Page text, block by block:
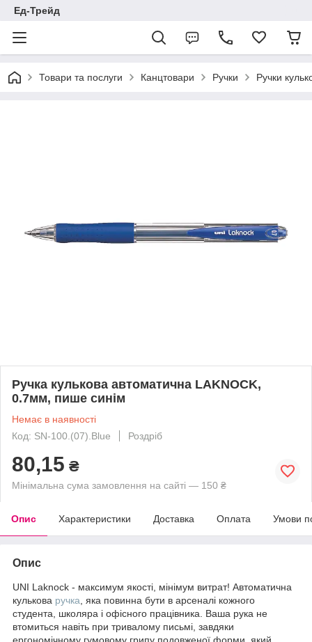
Ед-Трейд
Товари та послуги Канцтовари Ручки Ручки
Ручка кулькова автоматична LAKNOCK,
0.7мм, пише синім
Немає в наявності
Код: SN-100.(07).Blue
Роздріб
80,15 ₴
Мінімальна сума замовлення на сайті — 150 ₴
Опис Характеристики Доставка Оплата Умови
Опис
UNI Laknock - максимум якості, мінімум витрат! Автоматична
кулькова ручка , яка повинна бути в арсеналі кожного
студента, школяра і офісного працівника. Ваша рука не
втомиться навіть при тривалому письмі, завдяки
ергономічному гумовому грипу подовженої форми, який